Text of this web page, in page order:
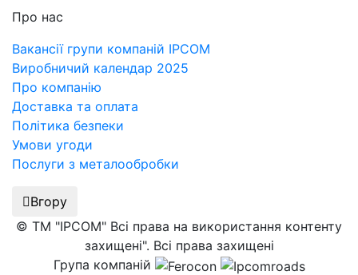
Про нас
Вакансії групи компаній IPCOM
Виробничий календар 2025
Про компанію
Доставка та оплата
Політика безпеки
Умови угоди
Послуги з металообробки
Вгору
© ТМ "IPCOM" Всі права на використання контенту
захищені". Всі права захищені
Група компаній